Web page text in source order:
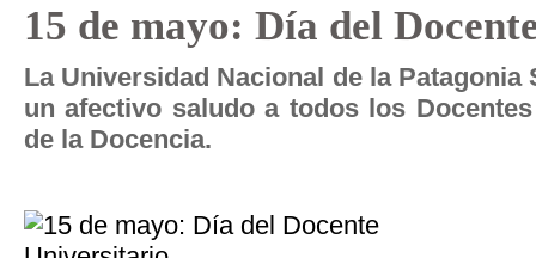
15 de mayo: Día del
La Universidad Nacional de la
un afectivo saludo a todos los
de la Docencia.